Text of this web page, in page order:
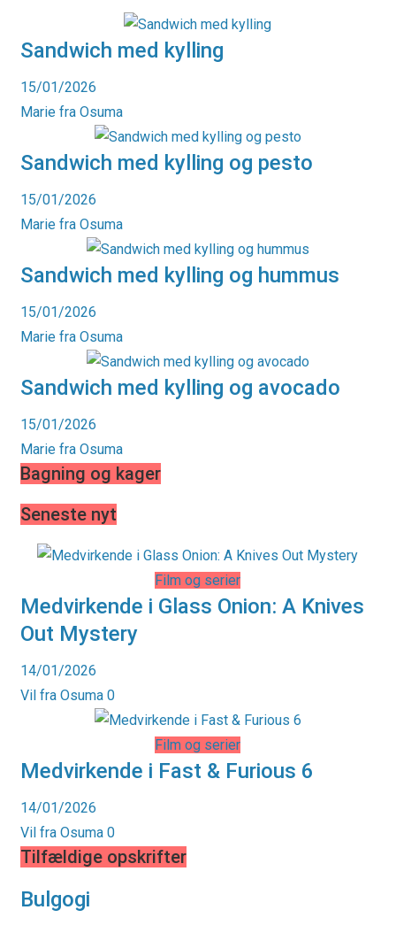
Sandwich med kylling
15/01/2026
Marie fra Osuma
Sandwich med kylling og pesto
15/01/2026
Marie fra Osuma
Sandwich med kylling og hummus
15/01/2026
Marie fra Osuma
Sandwich med kylling og avocado
15/01/2026
Marie fra Osuma
Bagning og kager
Seneste nyt
Film og serier
Medvirkende i Glass Onion: A Knives
Out Mystery
14/01/2026
Vil fra Osuma 0
Film og serier
Medvirkende i Fast & Furious 6
14/01/2026
Vil fra Osuma 0
Tilfældige opskrifter
Bulgogi